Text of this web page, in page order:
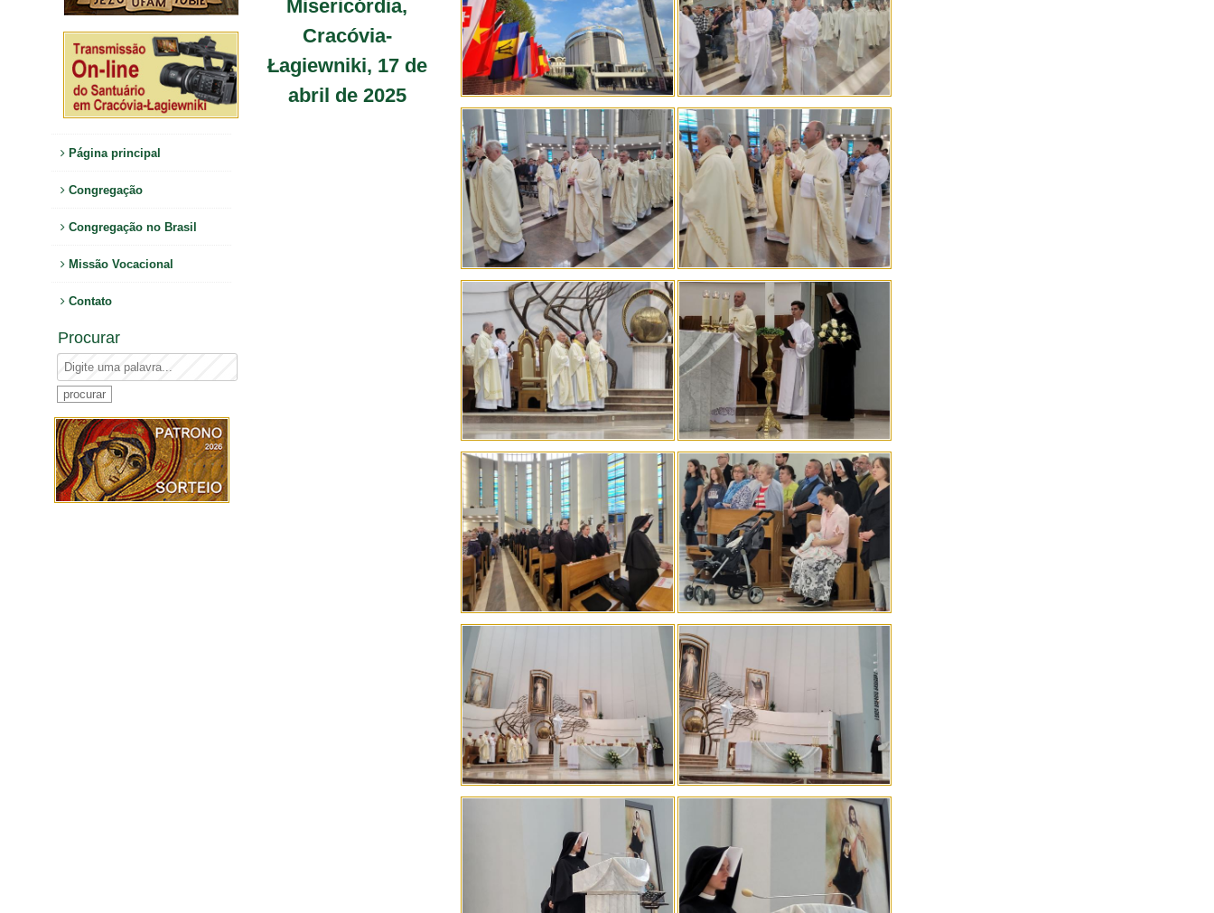
Página principal
Congregação
Congregação no Brasil
Missão Vocacional
Contato
Procurar
Misericórdia,
Cracóvia-
Łagiewniki, 17 de
abril de 2025